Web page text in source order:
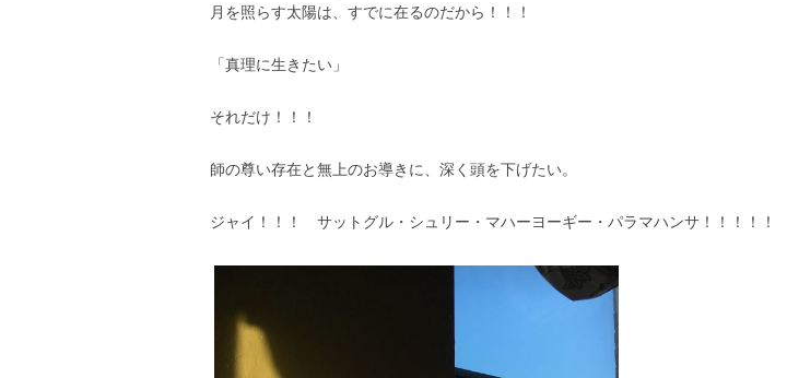
月を照らす太陽は、すでに在るのだから！！！
「真理に生きたい」
それだけ！！！
師の尊い存在と無上のお導きに、深く頭を下げたい。
ジャイ！！！ サットグル・シュリー・マハーヨーギー・パラマハンサ！！！！！